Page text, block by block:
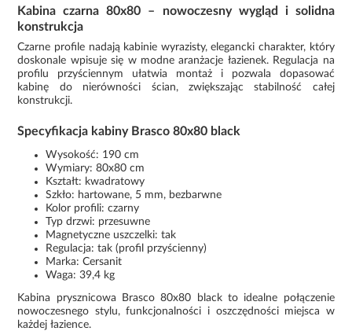
Kabina czarna 80x80 – nowoczesny wygląd i solidna
konstrukcja
Czarne profile nadają kabinie wyrazisty, elegancki charakter, który
doskonale wpisuje się w modne aranżacje łazienek. Regulacja na
profilu przyściennym ułatwia montaż i pozwala dopasować
kabinę do nierówności ścian, zwiększając stabilność całej
konstrukcji.
Specyfikacja kabiny Brasco 80x80 black
Wysokość: 190 cm
Wymiary: 80x80 cm
Kształt: kwadratowy
Szkło: hartowane, 5 mm, bezbarwne
Kolor profili: czarny
Typ drzwi: przesuwne
Magnetyczne uszczelki: tak
Regulacja: tak (profil przyścienny)
Marka: Cersanit
Waga: 39,4 kg
Kabina prysznicowa Brasco 80x80 black to idealne połączenie
nowoczesnego stylu, funkcjonalności i oszczędności miejsca w
każdej łazience.